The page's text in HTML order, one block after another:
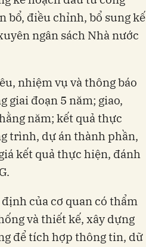
bổ, điều chỉnh, bổ sung kế
ngân sách Nhà nước
nhiệm vụ và thông báo
giai đoạn 5 năm; giao,
năm; kết quả thực
trình, dự án thành phần,
kết quả thực hiện, đánh
định của cơ quan có thẩm
và thiết kế, xây dựng
để tích hợp thông tin, dữ